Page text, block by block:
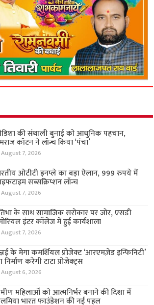
की संथाली बुनाई को आधुनिक पहचान,
कॉटन ने लॉन्च किया ‘पंचा’
August 7, 2026
ओटीटी इनप्ले का बड़ा ऐलान, 999 रुपये में
सब्सक्रिप्शन लॉन्च
August 7, 2026
के साथ सामाजिक सरोकार पर जोर, एसडी
इंटर कॉलेज में हुई कार्यशाला
August 7, 2026
के मेगा कमर्शियल प्रोजेक्ट ‘आरएमज़ेड इन्फिनिटी’
निर्माण करेगी टाटा प्रोजेक्ट्स
August 6, 2026
महिलाओं को आत्मनिर्भर बनाने की दिशा में
भारत फाउंडेशन की नई पहल